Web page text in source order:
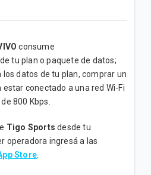
Tigo Sports✨
el Roaming de Tigo✈️
de Voz en fecha 23-04📩
saber de tu
Paquetigos en zonas
consume
tu plan o paquete de datos;
datos de tu plan, comprar un
conectado a una red Wi-Fi
800 Kbps.
Tigo Sports desde tu
operadora ingresá a las
Store